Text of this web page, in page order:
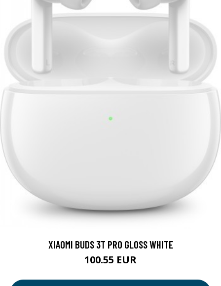
XIAOMI BUDS 3T PRO GLOSS WHITE
100.55 EUR